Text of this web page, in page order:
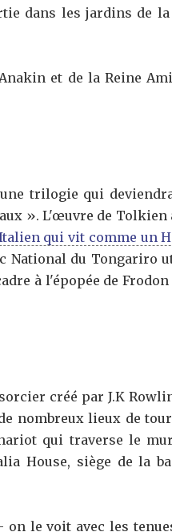
dans les jardins de
et de la Reine
trilogie qui
». L'œuvre de Tolkien
qui vit comme un
National du Tongariro
à l'épopée de Frodon
créé par J.K
nombreux lieux de
qui traverse le
House, siège de la
le voit avec les